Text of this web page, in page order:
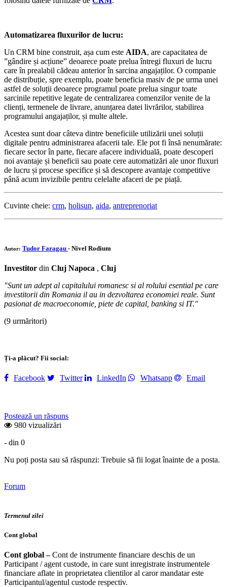
Automatizarea fluxurilor de lucru:
Un CRM bine construit, așa cum este AIDA, are capacitatea de
”gândire și acțiune” deoarece poate prelua întregi fluxuri de lucru
care în prealabil cădeau anterior în sarcina angajaților. O companie
de distribuție, spre exemplu, poate beneficia masiv de pe urma unei
astfel de soluții deoarece programul poate prelua singur toate
sarcinile repetitive legate de centralizarea comenzilor venite de la
clienți, termenele de livrare, anunțarea datei livrărilor, stabilirea
programului angajaților, și multe altele.
Acestea sunt doar câteva dintre beneficiile utilizării unei soluții
digitale pentru administrarea afacerii tale. Ele pot fi însă nenumărate:
fiecare sector în parte, fiecare afacere individuală, poate descoperi
noi avantaje și beneficii sau poate cere automatizări ale unor fluxuri
de lucru și procese specifice și să descopere avantaje competitive
până acum invizibile pentru celelalte afaceri de pe piață.
Cuvinte cheie: crm, holisun, aida, antreprenoriat
Autor: Tudor Faragau - Nivel Rodium
Investitor din Cluj Napoca , Cluj
"Sunt un adept al capitalului romanesc si al rolului esential pe care
investitorii din Romania il au in dezvoltarea economiei reale. Sunt
pasionat de macroeconomie, piete de capital, banking si IT."
(9 urmăritori)
Ți-a plăcut? Fii social:
Facebook Twitter LinkedIn Whatsapp Email
Postează un răspuns
980 vizualizări
- din 0
Nu poți posta sau să răspunzi: Trebuie să fii logat înainte de a posta.
Forum
Termenul zilei
Cont global
Cont global –Cont de instrumente financiare deschis de un
Participant / agent custode, in care sunt inregistrate instrumentele
financiare aflate in proprietatea clientilor al caror mandatar este
Participantul/agentul custode respectiv.